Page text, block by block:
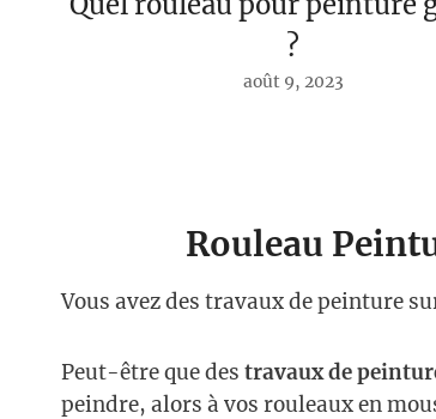
?
août 9, 2023
Rouleau
Vous avez des travaux de peinture
Peut-être que des travaux de
peindre, alors à vos rouleaux en